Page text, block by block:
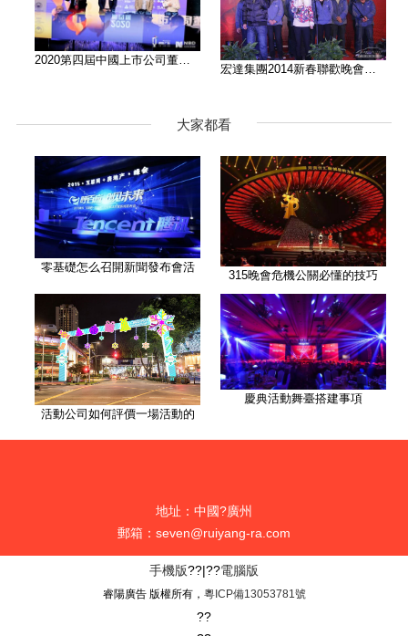
2020第四屆中國上市公司董秘峰
宏達集團2014新春聯歡晚會活動
大家都看
零基礎怎么召開新聞發布會活
315晚會危機公關必懂的技巧
活動公司如何評價一場活動的
慶典活動舞臺搭建事項
地址：中國?廣州
郵箱：seven@ruiyang-ra.com
手機版??|??電腦版
睿陽廣告 版權所有， 粵ICP備13053781號
??